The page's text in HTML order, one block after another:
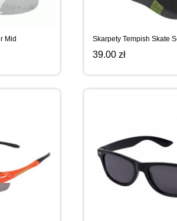
Mid Skarpety Tempish Skate
39.00 zł